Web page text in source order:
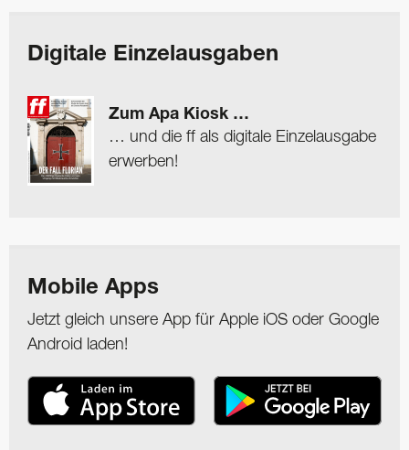
Digitale Einzelausgaben
Zum Apa Kiosk …
… und die ff als digitale Einzelausgabe
erwerben!
Mobile Apps
Jetzt gleich unsere App für Apple iOS oder Google
Android laden!